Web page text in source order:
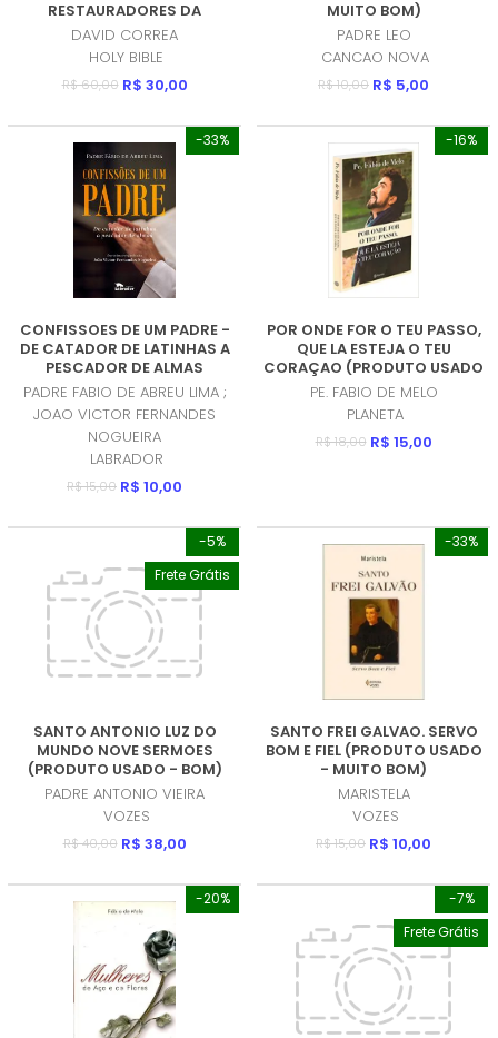
RESTAURADORES DA
ADORACAO- ACOMPANHA
CD (PRODUTO USADO -
MUITO BOM)
DAVID CORREA
HOLY BIBLE
R$ 60,00 R$ 30,00
MUITO BOM)
PADRE LEO
CANCAO NOVA
R$ 10,00 R$ 5,00
-33%
CONFISSOES DE UM PADRE -
DE CATADOR DE LATINHAS A
PESCADOR DE ALMAS
(PRODUTO USADO - MUITO
BOM)
PADRE FABIO DE ABREU LIMA ;
JOAO VICTOR FERNANDES
NOGUEIRA
LABRADOR
R$ 15,00 R$ 10,00
-16%
POR ONDE FOR O TEU PASSO,
QUE LA ESTEJA O TEU
CORAÇAO (PRODUTO USADO
- MUITO BOM)
PE. FABIO DE MELO
PLANETA
R$ 18,00 R$ 15,00
-5%
Frete Grátis
SANTO ANTONIO LUZ DO
MUNDO NOVE SERMOES
(PRODUTO USADO - BOM)
PADRE ANTONIO VIEIRA
VOZES
R$ 40,00 R$ 38,00
-33%
SANTO FREI GALVAO. SERVO
BOM E FIEL (PRODUTO USADO
- MUITO BOM)
MARISTELA
VOZES
R$ 15,00 R$ 10,00
-20%
-7%
Frete Grátis